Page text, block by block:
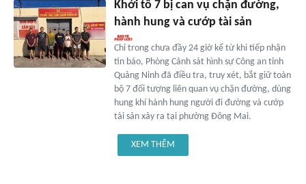
Khởi tố 7 bị can vụ chặn đường,
hành hung và cướp tài sản
Chỉ trong chưa đầy 24 giờ kể từ khi tiếp nhận
tin báo, Phòng Cảnh sát hình sự Công an tỉnh
Quảng Ninh đã điều tra, truy xét, bắt giữ toàn
bộ 7 đối tượng liên quan vụ chặn đường, dùng
hung khí hành hung người đi đường và cướp
tài sản xảy ra tại phường Đông Mai.
XEM THÊM